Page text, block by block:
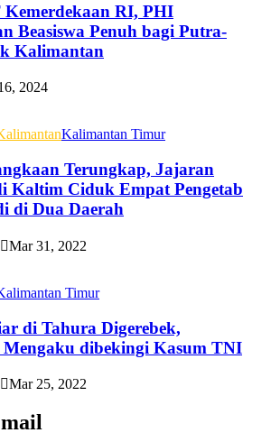
Kemerdekaan RI, PHI
Beasiswa Penuh bagi Putra-
Kalimantan
2024
Kalimantan Timur
Terungkap, Jajaran
Kaltim Ciduk Empat Pengetab
di Dua Daerah
Mar 31, 2022
Timur
di Tahura Digerebek,
Mengaku dibekingi Kasum TNI
Mar 25, 2022